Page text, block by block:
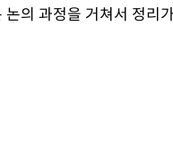
의 과정을 거쳐서 정리